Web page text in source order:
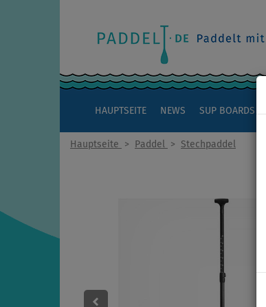
HAUPTSEITE NEWS SUP BOARDS
Hauptseite > Paddel > Stechpaddel